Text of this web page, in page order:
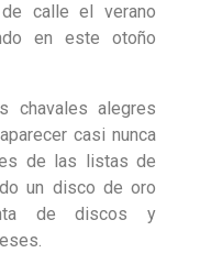
calle el verano
en este otoño
chavales alegres
casi nunca
de las listas de
un disco de oro
de discos y